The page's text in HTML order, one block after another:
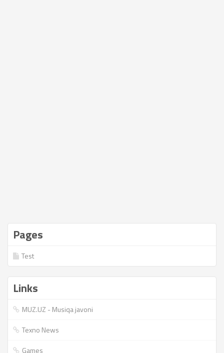
Pages
Test
Links
MUZ.UZ - Musiqa javoni
Texno News
Games